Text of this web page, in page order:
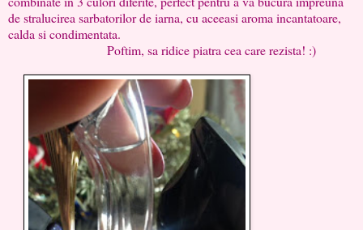
de stralucirea sarbatorilor de iarna, cu aceeasi aroma incantatoare,
calda si condimentata.
Poftim, sa ridice piatra cea care rezista! :)